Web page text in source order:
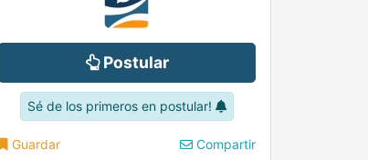
Postular
Sé de los primeros en postular!
Guardar Compartir